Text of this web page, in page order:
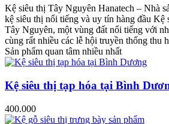
Kệ siêu thị Tây Nguyên Hanatech – Nhà
kệ siêu thị nổi tiếng và uy tín hàng đầu Kệ
Tây Nguyên, một vùng đất nổi tiếng với
cùng rất nhiều các lễ hội truyền thống
Sản phẩm quan tâm nhiều nhất
Kệ siêu thị tạp hóa tại Bình
400.000